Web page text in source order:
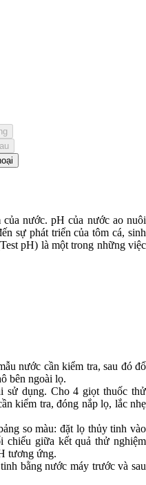
nước. pH của nước ao nuôi
sự phát triển của tôm cá, sinh
pH) là một trong những việc
nước cần kiểm tra, sau đó đổ
bên ngoài lọ.
sử dụng. Cho 4 giọt thuốc thử
kiểm tra, đóng nắp lọ, lắc nhẹ
so màu: đặt lọ thủy tinh vào
chiếu giữa kết quả thử nghiệm
tương ứng.
bằng nước máy trước và sau